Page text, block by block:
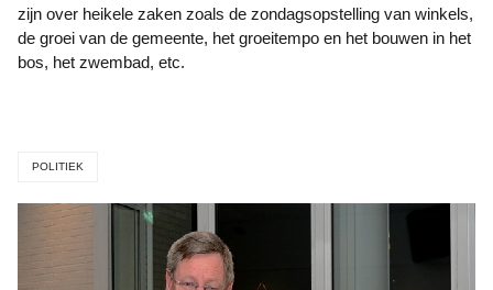
zijn over heikele zaken zoals de zondagsopstelling van winkels,
de groei van de gemeente, het groeitempo en het bouwen in het
bos, het zwembad, etc.
POLITIEK